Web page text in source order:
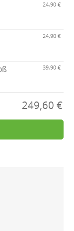
24,90 €
24,90 €
39,90 €
249,60 €